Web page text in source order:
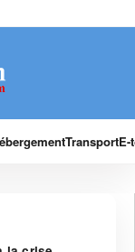
Transport